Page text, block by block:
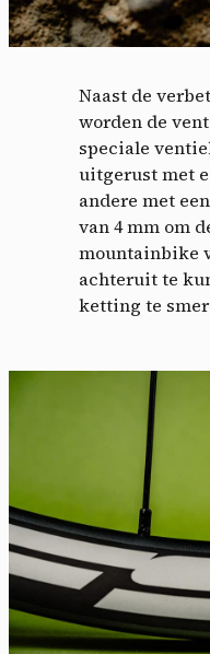
Naast de
worden de
speciale
uitgerust met
andere met
van 4 mm om
mountainbike
achteruit te
ketting te